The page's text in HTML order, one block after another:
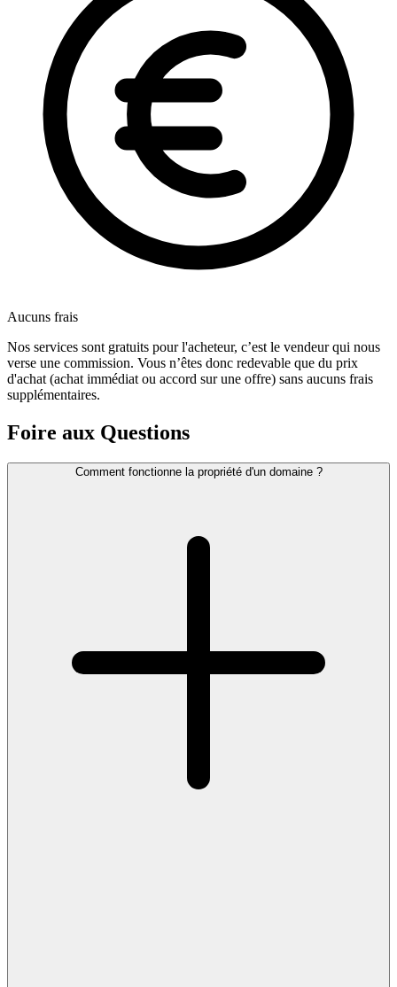
Aucuns frais
Nos services sont gratuits pour l'acheteur, c’est le vendeur qui nous
verse une commission. Vous n’êtes donc redevable que du prix
d'achat (achat immédiat ou accord sur une offre) sans aucuns frais
supplémentaires.
Foire aux Questions
Comment fonctionne la propriété d'un domaine ?